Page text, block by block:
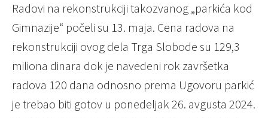
Radovi na rekonstrukciji takozvanog „parkića kod
Gimnazije“ počeli su 13. maja. Cena radova na
rekonstrukciji ovog dela Trga Slobode su 129,3
miliona dinara dok je navedeni rok završetka
radova 120 dana odnosno prema Ugovoru parkić
je trebao biti gotov u ponedeljak 26. avgusta 2024.